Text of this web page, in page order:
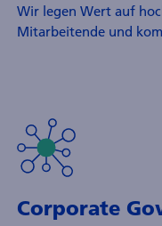
Wir legen Wert auf
Mitarbeitende und
Corporate